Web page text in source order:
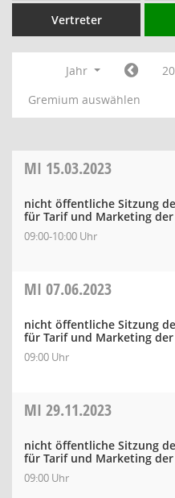
Vertreter
Jahr
Gremium auswählen
MI 15.03.2023
nicht öffentliche Sitzung
für Tarif und Marketing der
09:00-10:00 Uhr
MI 07.06.2023
nicht öffentliche Sitzung
für Tarif und Marketing der
09:00 Uhr
MI 29.11.2023
nicht öffentliche Sitzung
für Tarif und Marketing der
09:00 Uhr